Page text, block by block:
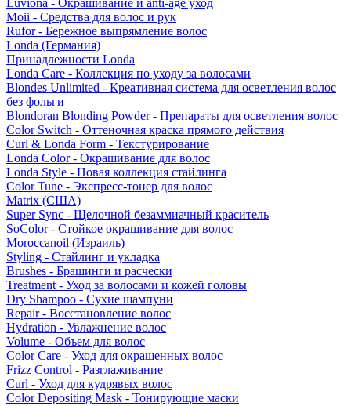
Luviona - Окрашивание и anti-age уход
Moii - Средства для волос и рук
Rufor - Бережное выпрямление волос
Londa (Германия)
Принадлежности Londa
Londa Care - Коллекция по уходу за волосами
Blondes Unlimited - Креативная система для осветления волос
без фольги
Blondoran Blonding Powder - Препараты для осветления волос
Color Switch - Оттеночная краска прямого действия
Curl & Londa Form - Текстурирование
Londa Color - Окрашивание для волос
Londa Style - Новая коллекция стайлинга
Color Tune - Экспресс-тонер для волос
Matrix (США)
Super Sync - Щелочной безаммиачный краситель
SoColor - Стойкое окрашивание для волос
Moroccanoil (Израиль)
Styling - Стайлинг и укладка
Brushes - Брашинги и расчески
Treatment - Уход за волосами и кожей головы
Dry Shampoo - Сухие шампуни
Repair - Восстановление волос
Hydration - Увлажнение волос
Volume - Объем для волос
Color Care - Уход для окрашенных волос
Frizz Control - Разглаживание
Curl - Уход для кудрявых волос
Color Depositing Mask - Тонирующие маски